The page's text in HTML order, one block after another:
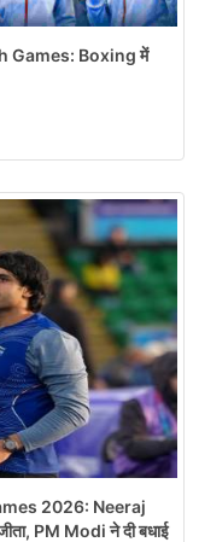
Games: Boxing में
2026: Neeraj
PM Modi ने दी बधाई